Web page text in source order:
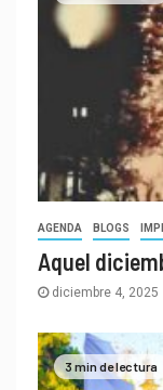
AGENDA BLOGS
Aquel
diciembre 4, 2025
3 min de lectura